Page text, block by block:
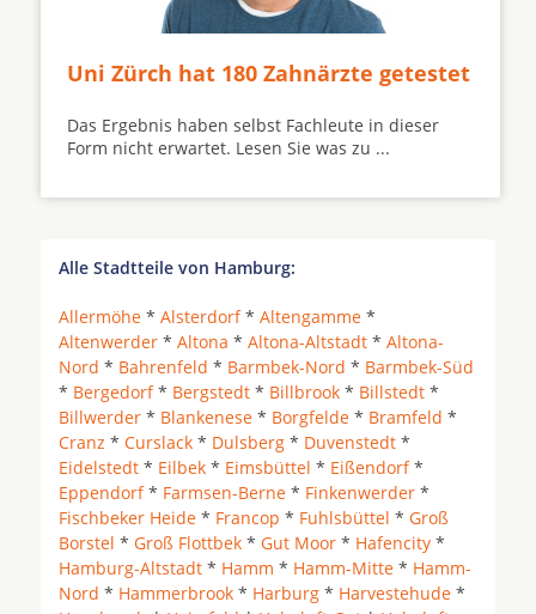
Uni Zürch hat 180 Zahnärzte getestet
Das Ergebnis haben selbst Fachleute in dieser
Form nicht erwartet. Lesen Sie was zu ...
Alle Stadtteile von Hamburg:
Allermöhe * Alsterdorf* Altengamme *
Altenwerder * Altona * Altona-Altstadt * Altona-
Nord * Bahrenfeld * Barmbek-Nord * Barmbek-Süd
* Bergedorf* Bergstedt * Billbrook * Billstedt *
Billwerder * Blankenese * Borgfelde * Bramfeld *
Cranz * Curslack * Dulsberg * Duvenstedt *
Eidelstedt * Eilbek * Eimsbüttel * Eißendorf*
Eppendorf* Farmsen-Berne * Finkenwerder *
Fischbeker Heide * Francop * Fuhlsbüttel * Groß
Borstel * Groß Flottbek * Gut Moor * Hafencity *
Hamburg-Altstadt * Hamm * Hamm-Mitte * Hamm-
Nord * Hammerbrook * Harburg * Harvestehude *